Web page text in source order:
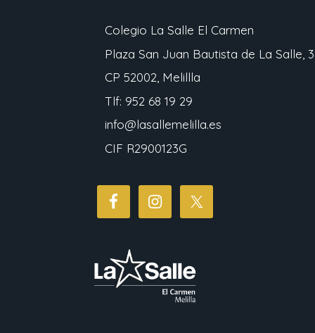
Colegio La Salle El Carmen
Plaza San Juan Bautista de La Salle, 3
CP 52002, Melillla
Tlf: 952 68 19 29
info@lasallemelilla.es
CIF R2900123G